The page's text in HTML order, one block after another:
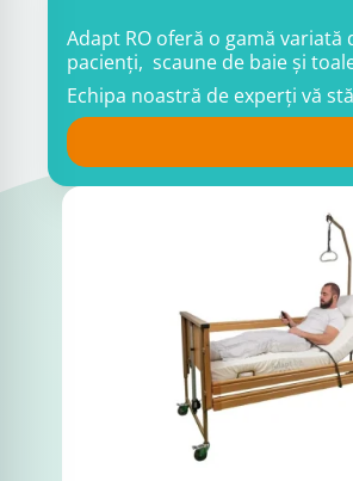
Adapt RO oferă o gamă
pacienți, scaune de baie și
Echipa noastră de experți vă